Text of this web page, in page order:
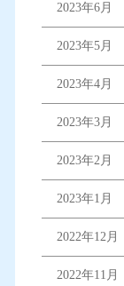
2023年6月
2023年5月
2023年4月
2023年3月
2023年2月
2023年1月
2022年12月
2022年11月